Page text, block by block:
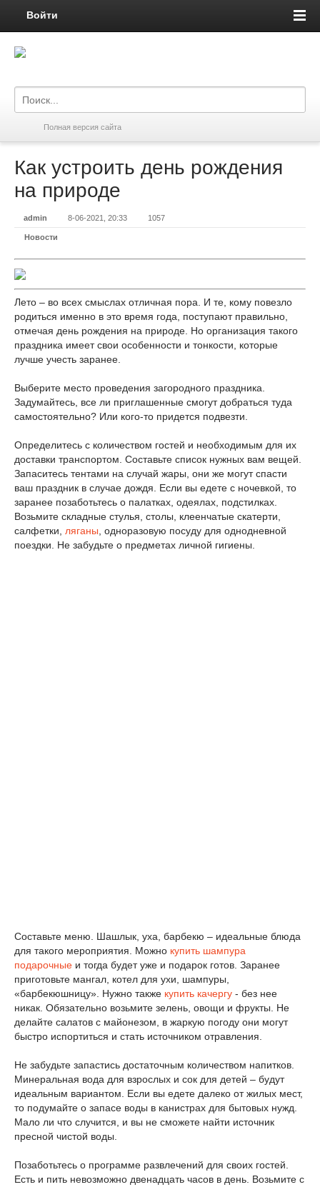
Войти
Полная версия сайта
Как устроить день рождения
на природе
admin 8-06-2021, 20:33 1057
Новости
Лето – во всех смыслах отличная пора. И те, кому повезло
родиться именно в это время года, поступают правильно,
отмечая день рождения на природе. Но организация такого
праздника имеет свои особенности и тонкости, которые
лучше учесть заранее.
Выберите место проведения загородного праздника.
Задумайтесь, все ли приглашенные смогут добраться туда
самостоятельно? Или кого-то придется подвезти.
Определитесь с количеством гостей и необходимым для их
доставки транспортом. Составьте список нужных вам вещей.
Запаситесь тентами на случай жары, они же могут спасти
ваш праздник в случае дождя. Если вы едете с ночевкой, то
заранее позаботьтесь о палатках, одеялах, подстилках.
Возьмите складные стулья, столы, клеенчатые скатерти,
салфетки, ляганы , одноразовую посуду для однодневной
поездки. Не забудьте о предметах личной гигиены.
Составьте меню. Шашлык, уха, барбекю – идеальные блюда
для такого мероприятия. Можно купить шампура
подарочные и тогда будет уже и подарок готов. Заранее
приготовьте мангал, котел для ухи, шампуры,
«барбекюшницу». Нужно также купить качергу - без нее
никак. Обязательно возьмите зелень, овощи и фрукты. Не
делайте салатов с майонезом, в жаркую погоду они могут
быстро испортиться и стать источником отравления.
Не забудьте запастись достаточным количеством напитков.
Минеральная вода для взрослых и сок для детей – будут
идеальным вариантом. Если вы едете далеко от жилых мест,
то подумайте о запасе воды в канистрах для бытовых нужд.
Мало ли что случится, и вы не сможете найти источник
пресной чистой воды.
Позаботьтесь о программе развлечений для своих гостей.
Есть и пить невозможно двенадцать часов в день. Возьмите с